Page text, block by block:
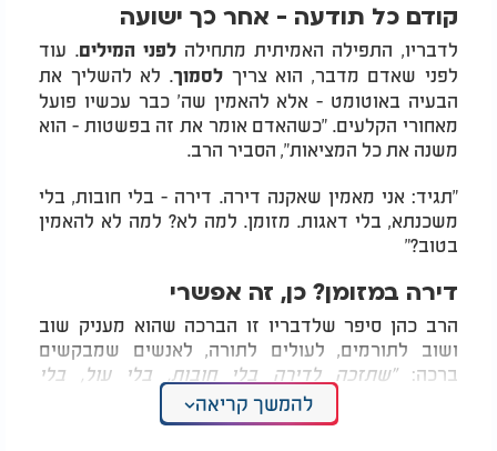
קודם כל תודעה - אחר כך ישועה
לדבריו, התפילה האמיתית מתחילהלפני המילים. עוד
לפני שאדם מדבר, הוא צריךלסמוך. לא להשליך את
הבעיה באוטומט - אלא להאמין שה' כבר עכשיו פועל
מאחורי הקלעים. "כשהאדם אומר את זה בפשטות - הוא
משנה את כל המציאות", הסביר הרב.
"תגיד: אני מאמין שאקנה דירה. דירה - בלי חובות, בלי
משכנתא, בלי דאגות. מזומן. למה לא? למה לא להאמין
בטוב?"
דירה במזומן? כן, זה אפשרי
הרב כהן סיפר שלדבריו זו הברכה שהוא מעניק שוב
ושוב לתורמים, לעולים לתורה, לאנשים שמבקשים
ברכה:"שתזכה לדירה בלי חובות, בלי עול, בלי
משכנתא. במזומן, בקלות, ברווח."
הוא מתאר איך אפשר לראות את זה בעיניים: "אתה רואה
להמשך קריאה